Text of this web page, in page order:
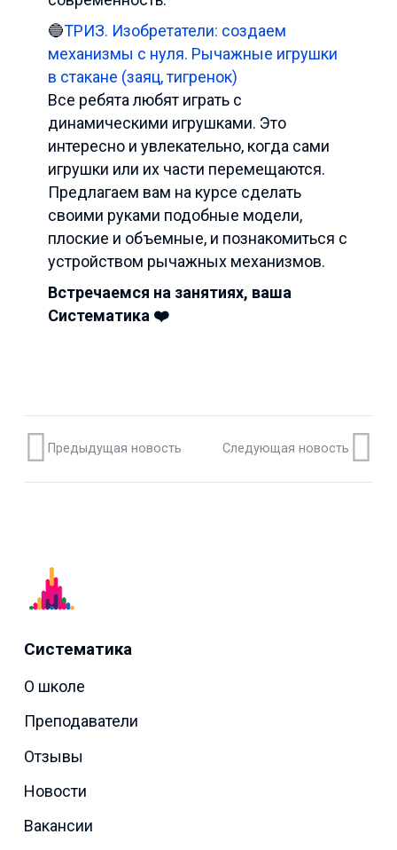
🔵ТРИЗ. Изобретатели: создаем
механизмы с нуля. Рычажные игрушки
в стакане (заяц, тигренок)
Все ребята любят играть с
динамическими игрушками. Это
интересно и увлекательно, когда сами
игрушки или их части перемещаются.
Предлагаем вам на курсе сделать
своими руками подобные модели,
плоские и объемные, и познакомиться с
устройством рычажных механизмов.
Встречаемся на занятиях, ваша
Систематика ❤️
Предыдущая новость Следующая новость
Систематика
О школе
Преподаватели
Отзывы
Новости
Вакансии